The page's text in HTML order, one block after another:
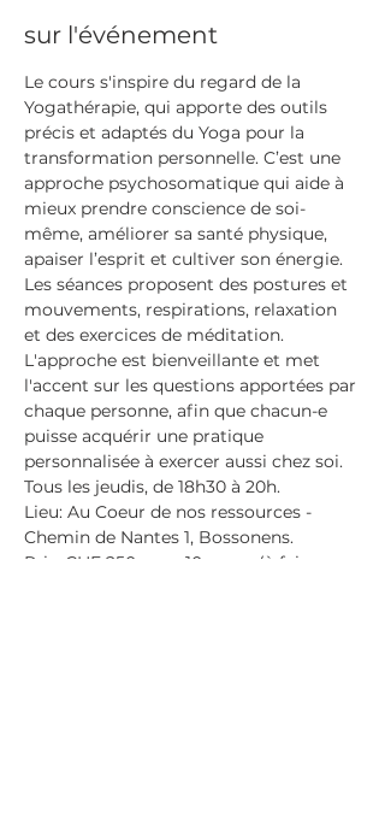
sur l'événement
Le cours s'inspire du regard de la
Yogathérapie, qui apporte des outils
précis et adaptés du Yoga pour la
transformation personnelle. C’est une
approche psychosomatique qui aide à
mieux prendre conscience de soi-
même, améliorer sa santé physique,
apaiser l’esprit et cultiver son énergie.
Les séances proposent des postures et
mouvements, respirations, relaxation
et des exercices de méditation.
L'approche est bienveillante et met
l'accent sur les questions apportées par
chaque personne, afin que chacun-e
puisse acquérir une pratique
personnalisée à exercer aussi chez soi.
Tous les jeudis, de 18h30 à 20h.
Lieu: Au Coeur de nos ressources -
Chemin de Nantes 1, Bossonens.
Prix: CHF 250 pour 10 cours (à faire